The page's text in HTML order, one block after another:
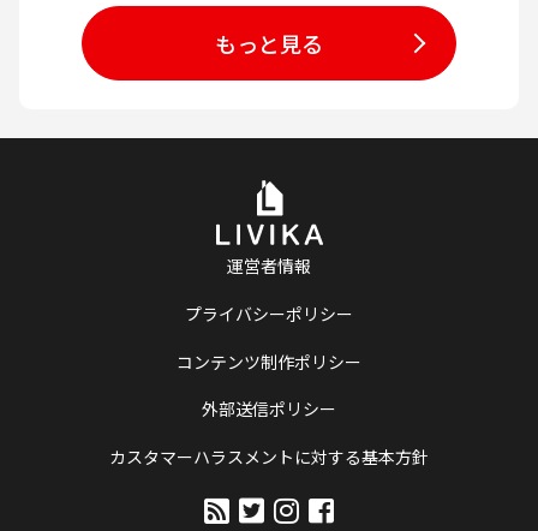
もっと見る
運営者情報
プライバシーポリシー
コンテンツ制作ポリシー
外部送信ポリシー
カスタマーハラスメントに対する基本方針